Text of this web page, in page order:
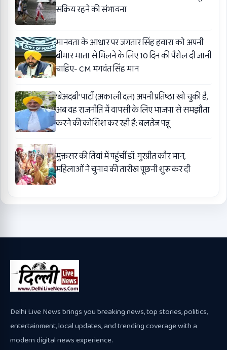
सक्रिय रहने की संभावना
मानवता के आधार पर जगतार सिंह हवारा को अपनी
बीमार माता से मिलने के लिए 10 दिन की पैरोल दी जानी
चाहिए- CM भगवंत सिंह मान
‘बेअदबी’ पार्टी (अकाली दल) अपनी प्रतिष्ठा खो चुकी है,
अब वह राजनीति में वापसी के लिए भाजपा से समझौता
करने की कोशिश कर रही है: बलतेज पन्नू
मुक्तसर की तियां में पहुंचीं डॉ. गुरप्रीत कौर मान,
महिलाओं ने चुनाव की तारीख पूछनी शुरू कर दी
Delhi Live News brings you breaking news, top stories, politics,
entertainment, local updates, and trending coverage with a
modern digital news experience.